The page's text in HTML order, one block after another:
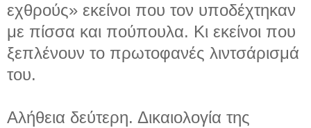
εχθρούς» εκείνοι που τον υποδέχτηκαν
με πίσσα και πούπουλα. Κι εκείνοι που
ξεπλένουν το πρωτοφανές λιντσάρισμά
του.
Αλήθεια δεύτερη. Δικαιολογία της